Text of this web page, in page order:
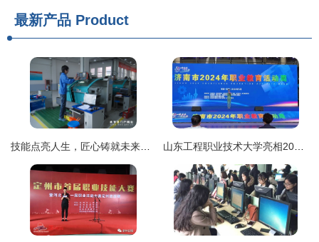
最新产品 Product